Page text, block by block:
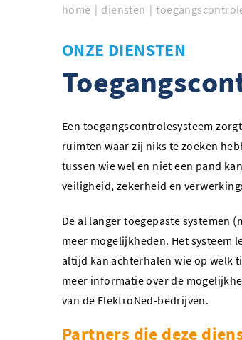
home diensten
ONZE DIENSTEN
Een toegangscontrolesysteem
ruimten waar zij niks te zoeken
tussen wie wel en niet een pand
veiligheid, zekerheid en
De al langer toegepaste systemen
meer mogelijkheden. Het systeem
altijd kan achterhalen wie op welk
meer informatie over de
van de ElektroNed-bedrijven.
Partners die deze